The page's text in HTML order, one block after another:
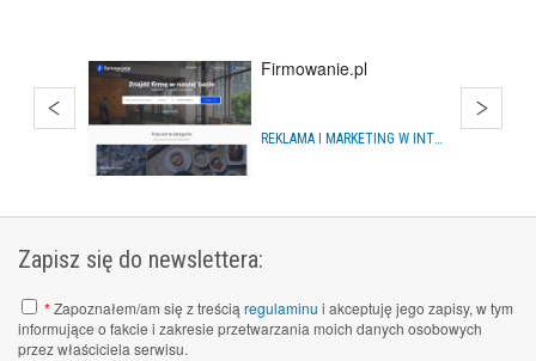
Firmowanie.pl
REKLAMA I MARKETING W INTERNECIE
Zapisz się do newslettera:
* Zapoznałem/am się z treścią regulaminu i akceptuję jego zapisy, w tym
informujące o fakcie i zakresie przetwarzania moich danych osobowych
przez właściciela serwisu.